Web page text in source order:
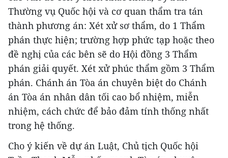
Thường vụ Quốc hội và cơ quan thẩm tra tán
thành phương án: Xét xử sơ thẩm, do 1 Thẩm
phán thực hiện; trường hợp phức tạp hoặc theo
đề nghị của các bên sẽ do Hội đồng 3 Thẩm
phán giải quyết. Xét xử phúc thẩm gồm 3 Thẩm
phán. Chánh án Tòa án chuyên biệt do Chánh
án Tòa án nhân dân tối cao bổ nhiệm, miễn
nhiệm, cách chức để bảo đảm tính thống nhất
trong hệ thống.
Cho ý kiến về dự án Luật, Chủ tịch Quốc hội